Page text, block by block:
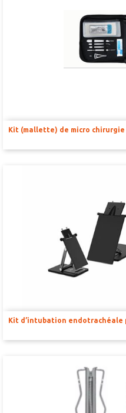
Kit (mallette) de micro
Kit d’intubation endotrachéale